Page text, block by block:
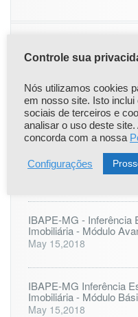
Popular | Recent
Comunicado Importante
Apr 22,2021
ONLINE: LAUDO
de agosto
IBAPE-MG - Inferência
Imobiliária - Módulo
May 15,2018
IBAPE-MG Inferência
Imobiliária - Módulo
May 15,2018
Controle sua
Nós utilizamos cookies
em nosso site. Isto
sociais de terceiros e
analisar o uso deste
concorda com a nossa
Configurações